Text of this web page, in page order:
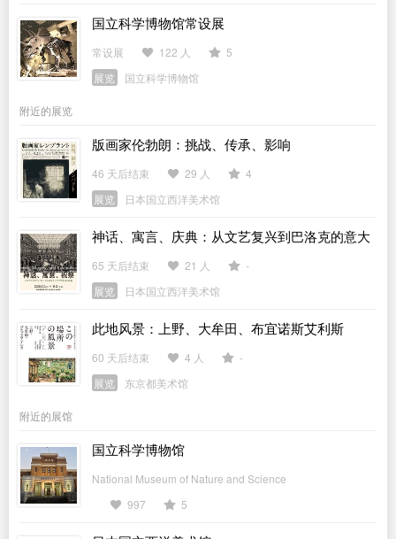
国立科学博物馆常设展
常设展 122 人
5
展览
国立科学博物馆
附近的展览
版画家伦勃朗：挑战、传承、影响
46 天后结束 29 人
4
展览
日本国立西洋美术馆
神话、寓言、庆典：从文艺复兴到巴洛克的意大
利宫廷与版画
65 天后结束 21 人
-
展览
日本国立西洋美术馆
此地风景：上野、大牟田、布宜诺斯艾利斯
60 天后结束 4 人
-
展览
东京都美术馆
附近的展馆
国立科学博物馆
National Museum of Nature and Science
997
5